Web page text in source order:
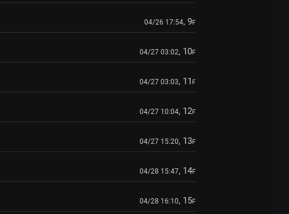
04/26 17:54, 9F
04/27 03:02, 10F
04/27 03:03, 11 F
04/27 10:04, 12F
04/27 15:20, 13F
04/28 15:47, 14F
04/28 16:10, 15F